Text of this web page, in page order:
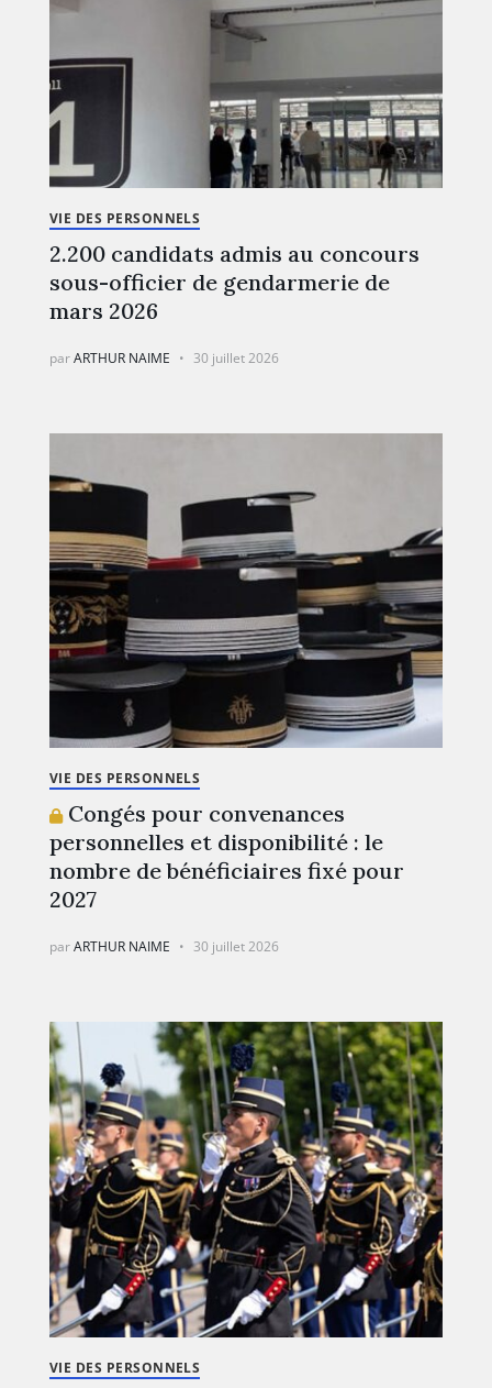
VIE DES PERSONNELS
2.200 candidats admis au concours
sous-officier de gendarmerie de
mars 2026
parARTHUR NAIME 30 juillet 2026
VIE DES PERSONNELS
Congés pour convenances
personnelles et disponibilité : le
nombre de bénéficiaires fixé pour
2027
parARTHUR NAIME 30 juillet 2026
VIE DES PERSONNELS